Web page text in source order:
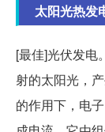
太阳光热发
[最佳]光伏发电
射的太阳光，
的作用下，电